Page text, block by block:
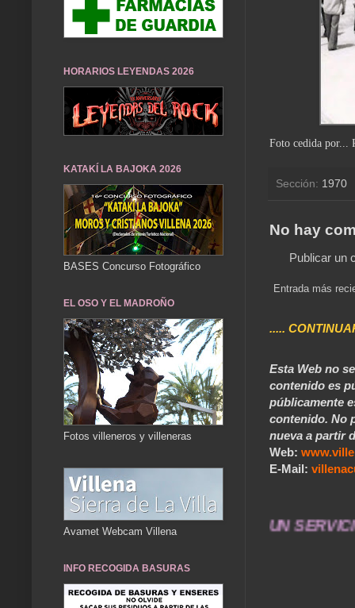
Foto cedida por...
Sección: 1970
No hay
Publicar un
Entrada más
.....
Esta Web no
contenido es
públicamente
contenido. No
nueva a partir
Web:
E-Mail:
VILLENA CUÉNTAME... UN SERVICIO A
HORARIOS LEYENDAS 2026
KATAKÍ LA BAJOKA 2026
BASES Concurso Fotográfico
EL OSO Y EL MADROÑO
Fotos villeneros y villeneras
Avamet Webcam Villena
INFO RECOGIDA BASURAS